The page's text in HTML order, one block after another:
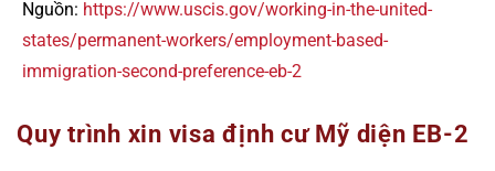
Nguồn: https://www.uscis.gov/working-in-the-united-
states/permanent-workers/employment-based-
immigration-second-preference-eb-2
Quy trình xin visa định cư Mỹ diện EB-2